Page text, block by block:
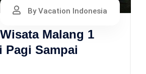
By Vacation Indonesia
Malang 1
Pagi Sampai